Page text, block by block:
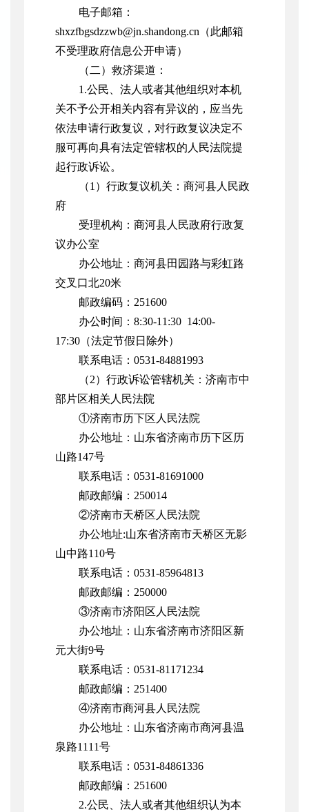
电子邮箱：
shxzfbgsdzzwb@jn.shandong.cn（此邮箱
不受理政府信息公开申请）
（二）救济渠道：
1.公民、法人或者其他组织对本机
关不予公开相关内容有异议的，应当先
依法申请行政复议，对行政复议决定不
服可再向具有法定管辖权的人民法院提
起行政诉讼。
（1）行政复议机关： 商河县人民政
府
受理机构： 商河县人民政府行政复
议办公室
办公地址： 商河县田园路与彩虹路
交叉口北20米
邮政编码： 251600
办公时间： 8:30-11:30 14:00-
17:30（法定节假日除外）
联系电话： 0531-84881993
（2）行政诉讼管辖机关：济南市中
部片区相关 人民法院
①济南市历下区人民法院
办公地址 ： 山东省济南市历下区历
山路147号
联系电话 ： 0531-81691000
邮政邮编 ： 250014
②济南市天桥区人民法院
办公地址:山东省济南市天桥区无影
山中路110号
联系电话 ： 0531-85964813
邮政邮编 ： 250000
③济南市济阳区人民法院
办公地址 ： 山东省济南市济阳区新
元大街9号
联系电话 ： 0531-81171234
邮政邮编 ： 251400
④济南市商河县人民法院
办公地址 ： 山东省济南市商河县温
泉路1111号
联系电话 ： 0531-84861336
邮政邮编 ： 251600
2.公民、法人或者其他组织认为本